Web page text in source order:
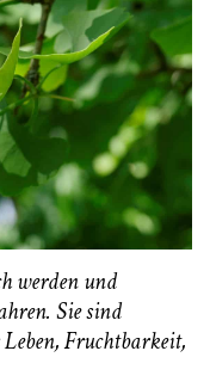
werden und
Sie sind
Fruchtbarkeit,